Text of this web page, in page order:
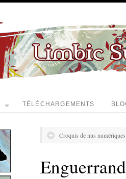
TÉLÉCHARGEMENTS
Croquis de nus numériques
Enguerrand